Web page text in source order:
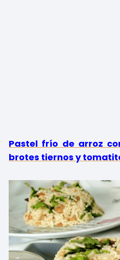
Pastel frío de arroz
brotes tiernos y